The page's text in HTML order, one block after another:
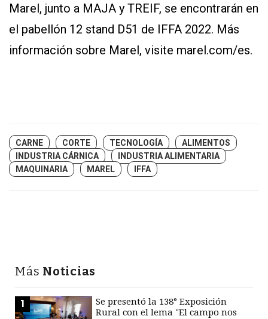
Marel, junto a MAJA y TREIF, se encontrarán en
el pabellón 12 stand D51 de IFFA 2022. Más
información sobre Marel, visite marel.com/es.
CARNE CORTE TECNOLOGÍA
ALIMENTOS
INDUSTRIA CÁRNICA
INDUSTRIA ALIMENTARIA
MAQUINARIA
MAREL IFFA
Más Noticias
1
Se presentó la 138° Exposición
Rural con el lema "El campo nos